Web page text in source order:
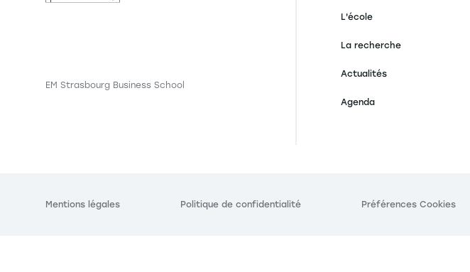
EM Strasbourg Business School
L'école
La recherche
Actualités
Agenda
Mentions légales Politique de confidentialité Préférences Cookies